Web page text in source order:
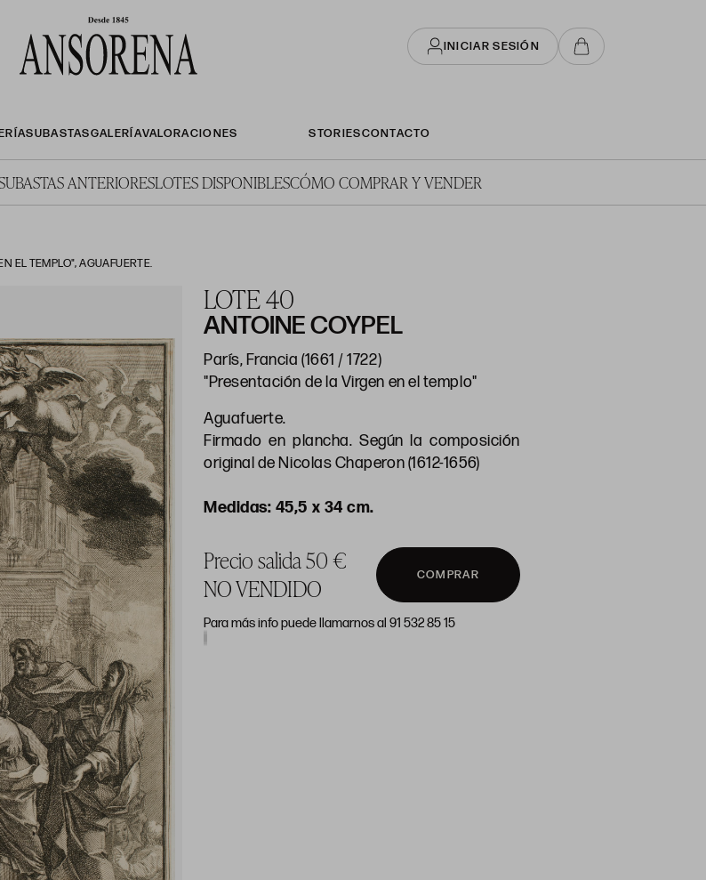
INICIAR SESIÓN
SUBASTASGALERÍAVALORACIONES STORIESCONTACTO
ANTERIORESLOTES DISPONIBLESCÓMO COMPRAR Y VENDER
EL TEMPLO", AGUAFUERTE.
LOTE 40
ANTOINE COYPEL
París, Francia (1661 / 1722)
"Presentación de la Virgen en el templo"
Aguafuerte.
Firmado en plancha. Según la composición
original de Nicolas Chaperon (1612-1656)
45,5 x 34 cm.
Precio salida 50 €
NO VENDIDO
COMPRAR
Para más info puede llamarnos al 91 532 85 15